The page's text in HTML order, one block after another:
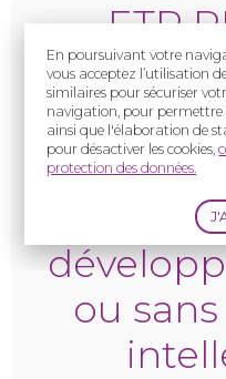
En poursuivant votre
vous acceptez l’utilisation
similaires pour sécuriser
navigation, pour permettre
ainsi que l'élaboration de
pour désactiver les cookies,
protection des données.
ETP
ou